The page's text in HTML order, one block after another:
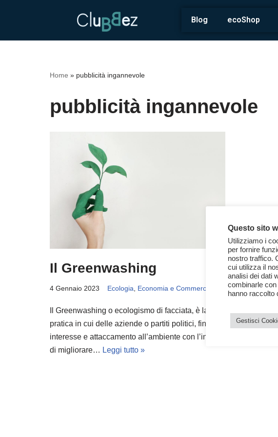
al
Blog ecoShop
Home » pubblicità ingannevole
pubblicità ingannevole
Il Greenwashing
4 Gennaio 2023 Ecologia Economia e Commercio
Il Greenwashing o ecologismo di facciata, è la
pratica in cui delle aziende o partiti politici, fingono
interesse e attaccamento all’ambiente con l’intento
di migliorare… Leggi tutto »
Questo sito
Utilizziamo i
per fornire
nostro traffico.
cui utilizza il
analisi dei dati
combinarle
hanno raccolto
Gestisci